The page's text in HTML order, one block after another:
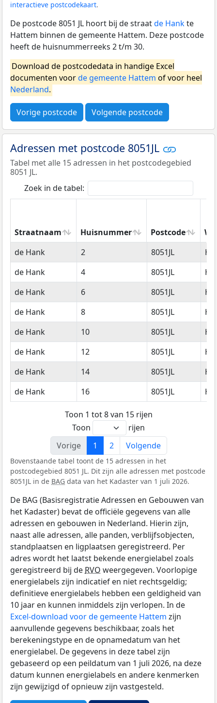
interactieve postcodekaart.
De postcode 8051 JL hoort bij de straatde Hankte
Hattem binnen de gemeente Hattem. Deze postcode
heeft de huisnummerreeks 2 t/m 30.
Download de postcodedata in handige Excel
documenten voorde gemeente Hattem of voor heel
Nederland.
Vorige postcode Volgende postcode
Adressen met postcode 8051JL
Tabel met alle 15 adressen in het postcodegebied
8051 JL.
Zoek in de tabel:
Straatnaam Huisnummer Postcode
Straatnaam
Huisnummer Postcode
de Hank 2 8051JL
de Hank
4 8051JL
de Hank
6 8051JL
de Hank
8 8051JL
de Hank
10 8051JL
de Hank
12 8051JL
de Hank
14 8051JL
de Hank
16 8051JL
Toon 1 tot 8 van 15 rijen
Toon
rijen
Vorige
1 2 Volgende
Bovenstaande tabel toont de 15 adressen in het
postcodegebied 8051 JL. Dit zijn alle adressen met postcode
8051JL in de BAG data van het Kadaster van 1 juli 2026.
De BAG (Basisregistratie Adressen en Gebouwen van
het Kadaster) bevat de officiële gegevens van alle
adressen en gebouwen in Nederland. Hierin zijn,
naast alle adressen, alle panden, verblijfsobjecten,
standplaatsen en ligplaatsen geregistreerd. Per
adres wordt het laatst bekende energielabel zoals
geregistreerd bij de RVO weergegeven. Voorlopige
energielabels zijn indicatief en niet rechtsgeldig;
definitieve energielabels hebben een geldigheid van
10 jaar en kunnen inmiddels zijn verlopen. In de
Excel-download voor de gemeente Hattem zijn
aanvullende gegevens beschikbaar, zoals het
berekeningstype en de opnamedatum van het
energielabel. De gegevens in deze tabel zijn
gebaseerd op een peildatum van 1 juli 2026, na deze
datum kunnen energielabels en andere kenmerken
zijn gewijzigd of opnieuw zijn vastgesteld.